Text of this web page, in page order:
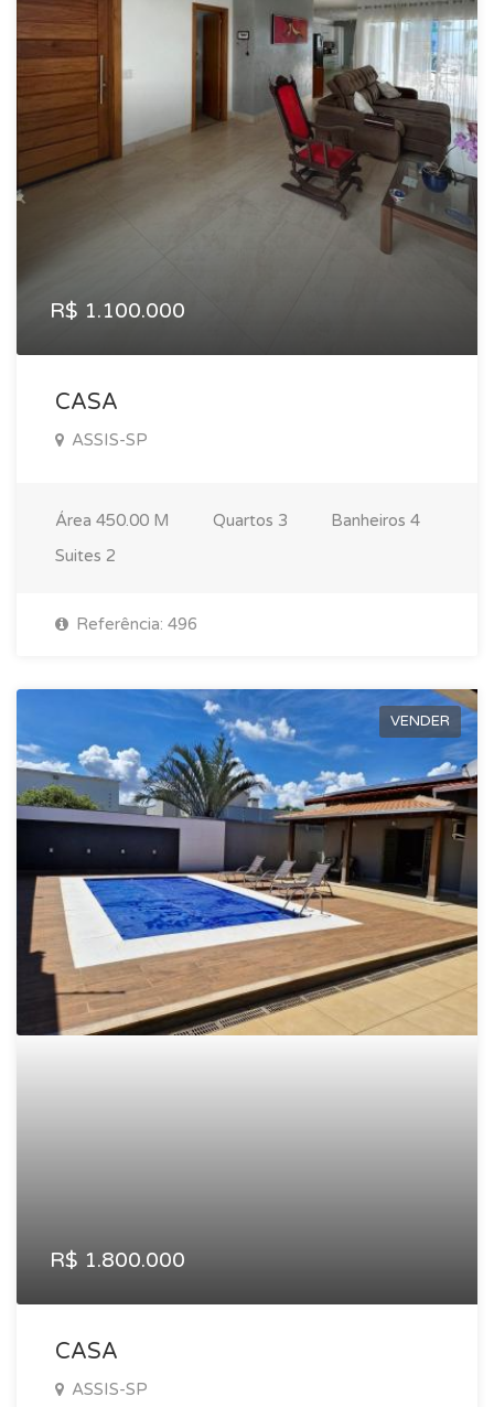
R$ 1.100.000
CASA
ASSIS-SP
Área 450.00 M Quartos 3 Banheiros 4
Suites 2
Referência: 496
VENDER
R$ 1.800.000
CASA
ASSIS-SP